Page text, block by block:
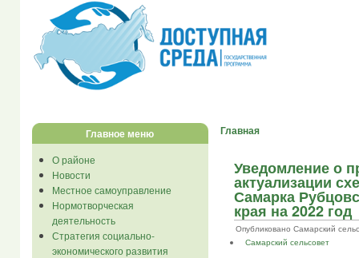
Главное меню
О районе
Новости
Местное самоуправление
Нормотворческая
деятельность
Стратегия социально-
экономического развития
Главная
Уведомление о
актуализации
Самарка
края на 2022 год
Опубликовано Самарский
Самарский сельсовет